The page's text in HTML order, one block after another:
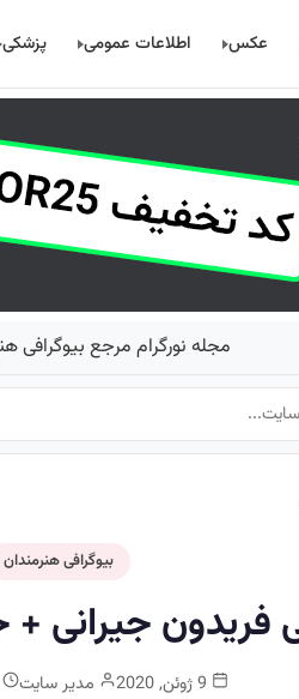
عکس اطلاعات عمومی پزشکی
مجله نورگرام مرجع بیوگرافی
بیوگرافی هنرمندان
فریدون جیرانی
مدیر سایت